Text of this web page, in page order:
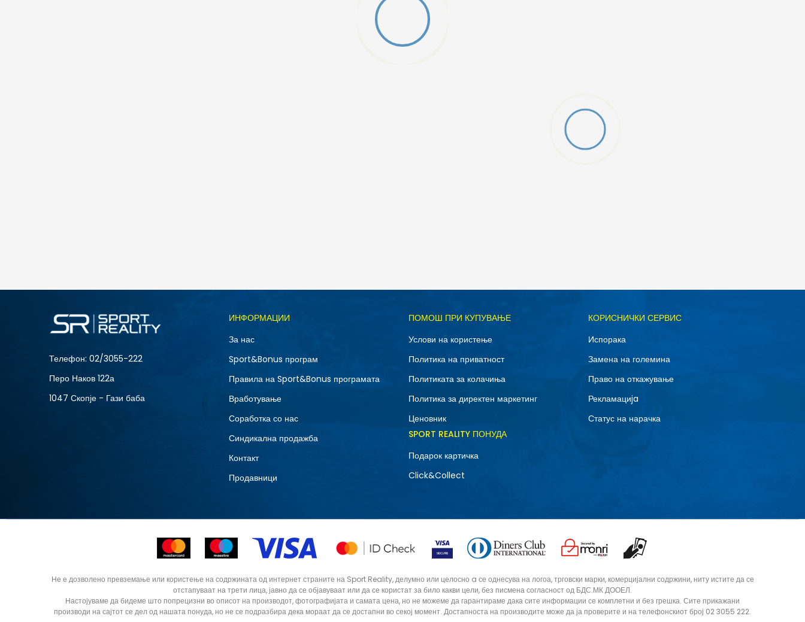
Големина
L
XS
Телефон: 02/3055-222
Перо Наков 122а
1047 Скопје - Гази баба
ИНФОРМАЦИИ
За нас
Sport&Bonus програм
Правила на Sport&Bonus програмата
Вработување
Соработка со нас
Синдикална продажба
Контакт
Продавници
ПОМОШ ПРИ КУПУВАЊЕ
Услови на користење
Политика на приватност
Политиката за колачиња
Политика за директен маркетинг
Ценовник
КОРИСНИЧКИ СЕРВИС
Испорака
Замена на големина
Право на откажување
Рекламациja
Статус на нарачка
SPORT REALITY ПОНУДА
Подарок картичка
Click&Collect
Не е дозволено превземање или користење на содржината од интернет страните на Sport Reality, делумно или целосно a се однесува на логоа, трговски марки, комерцијални содржини, ниту истите да се
отстапуваат на трети лица, јавно да се објавуваат или да се користат за било какви цели, без писмена согласност од БДС.МК ДООЕЛ.
Настојуваме да бидеме што попрецизни во описот на производот, фотографијата и самата цена, но не можеме да гарантираме дака сите информации се комплетни и без грешка. Сите прикажани
производи на сајтот се дел од нашата понуда, но не се подразбира дека мораат да се достапни во секој момент. Достапноста на производите може да ја проверите и на телефонскиот број 02 3055 222.